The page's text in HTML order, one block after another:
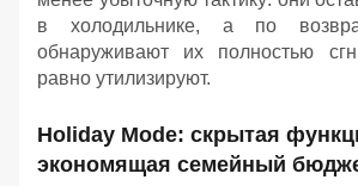
в холодильнике, а по
обнаруживают их полностью
равно утилизируют.
Holiday Mode: скрытая
экономящая семейный